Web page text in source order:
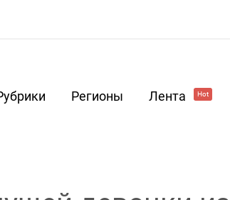
Регионы Лента Hot